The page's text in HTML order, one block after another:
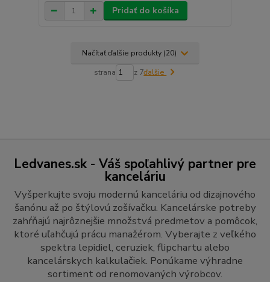
Pridať do košíka
Načítať ďalšie produkty (20)
strana z 7ďalšie
Ledvanes.sk - Váš spoľahlivý partner pre
kanceláriu
Vyšperkujte svoju modernú kanceláriu od dizajnového
šanónu až po štýlovú zošívačku. Kancelárske potreby
zahŕňajú najrôznejšie množstvá predmetov a pomôcok,
ktoré uľahčujú prácu manažérom. Vyberajte z veľkého
spektra lepidiel, ceruziek, flipchartu alebo
kancelárskych kalkulačiek. Ponúkame výhradne
sortiment od renomovaných výrobcov.